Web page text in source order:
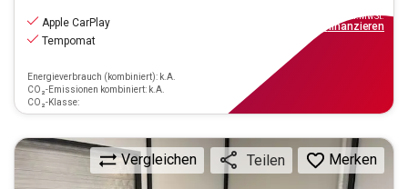
Apple CarPlay
Tempomat
Energieverbrauch (kombiniert): k.A.
CO₂-Emissionen kombiniert: k.A.
CO₂-Klasse:
inkl.MwSt.
finanzieren
Vergleichen Teilen Merken